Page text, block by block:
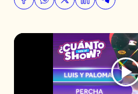
Programas
Club De La Comedia